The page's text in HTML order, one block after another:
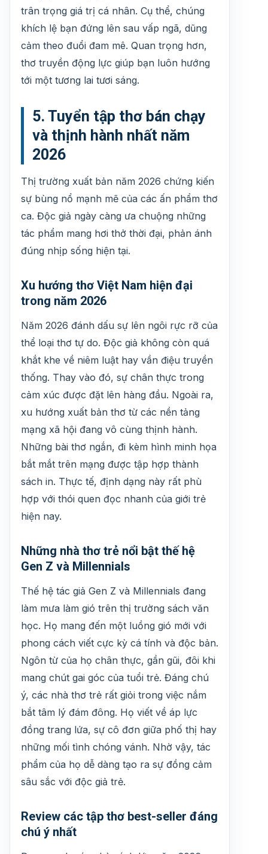
trân trọng giá trị cá nhân. Cụ thể, chúng
khích lệ bạn đứng lên sau vấp ngã, dũng
cảm theo đuổi đam mê. Quan trọng hơn,
thơ truyền động lực giúp bạn luôn hướng
tới một tương lai tươi sáng.
5. Tuyển tập thơ bán chạy
và thịnh hành nhất năm
2026
Thị trường xuất bản năm 2026 chứng kiến
sự bùng nổ mạnh mẽ của các ấn phẩm thơ
ca. Độc giả ngày càng ưa chuộng những
tác phẩm mang hơi thở thời đại, phản ánh
đúng nhịp sống hiện tại.
Xu hướng thơ Việt Nam hiện đại
trong năm 2026
Năm 2026 đánh dấu sự lên ngôi rực rỡ của
thể loại thơ tự do. Độc giả không còn quá
khắt khe về niêm luật hay vần điệu truyền
thống. Thay vào đó, sự chân thực trong
cảm xúc được đặt lên hàng đầu. Ngoài ra,
xu hướng xuất bản thơ từ các nền tảng
mạng xã hội đang vô cùng thịnh hành.
Những bài thơ ngắn, đi kèm hình minh họa
bắt mắt trên mạng được tập hợp thành
sách in. Thực tế, định dạng này rất phù
hợp với thói quen đọc nhanh của giới trẻ
hiện nay.
Những nhà thơ trẻ nổi bật thế hệ
Gen Z và Millennials
Thế hệ tác giả Gen Z và Millennials đang
làm mưa làm gió trên thị trường sách văn
học. Họ mang đến một luồng gió mới với
phong cách viết cực kỳ cá tính và độc bản.
Ngôn từ của họ chân thực, gần gũi, đôi khi
mang chút gai góc của tuổi trẻ. Đáng chú
ý, các nhà thơ trẻ rất giỏi trong việc nắm
bắt tâm lý đám đông. Họ viết về áp lực
đồng trang lứa, sự cô đơn giữa phố thị hay
những mối tình chóng vánh. Nhờ vậy, tác
phẩm của họ dễ dàng tạo ra sự đồng cảm
sâu sắc với độc giả trẻ.
Review các tập thơ best-seller đáng
chú ý nhất